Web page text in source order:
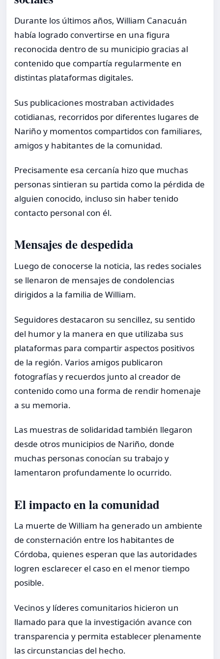
Durante los últimos años, William Canacuán
había logrado convertirse en una figura
reconocida dentro de su municipio gracias al
contenido que compartía regularmente en
distintas plataformas digitales.
Sus publicaciones mostraban actividades
cotidianas, recorridos por diferentes lugares de
Nariño y momentos compartidos con familiares,
amigos y habitantes de la comunidad.
Precisamente esa cercanía hizo que muchas
personas sintieran su partida como la pérdida de
alguien conocido, incluso sin haber tenido
contacto personal con él.
Mensajes de despedida
Luego de conocerse la noticia, las redes sociales
se llenaron de mensajes de condolencias
dirigidos a la familia de William.
Seguidores destacaron su sencillez, su sentido
del humor y la manera en que utilizaba sus
plataformas para compartir aspectos positivos
de la región. Varios amigos publicaron
fotografías y recuerdos junto al creador de
contenido como una forma de rendir homenaje
a su memoria.
Las muestras de solidaridad también llegaron
desde otros municipios de Nariño, donde
muchas personas conocían su trabajo y
lamentaron profundamente lo ocurrido.
El impacto en la comunidad
La muerte de William ha generado un ambiente
de consternación entre los habitantes de
Córdoba, quienes esperan que las autoridades
logren esclarecer el caso en el menor tiempo
posible.
Vecinos y líderes comunitarios hicieron un
llamado para que la investigación avance con
transparencia y permita establecer plenamente
las circunstancias del hecho.